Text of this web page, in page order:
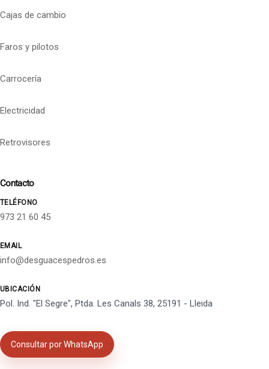
Cajas de cambio
Faros y pilotos
Carrocería
Electricidad
Retrovisores
Contacto
TELÉFONO
973 21 60 45
EMAIL
info@desguacespedros.es
UBICACIÓN
Pol. Ind. "El Segre", Ptda. Les Canals 38, 25191 - Lleida
Consultar por WhatsApp